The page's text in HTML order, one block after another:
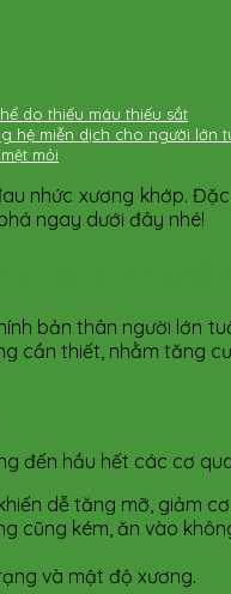
do thiếu máu thiếu sắt
hệ miễn dịch cho người lớn
mỏi
nhức xương khớp.
ngay dưới đây nhé!
bản thân người lớn
cần thiết, nhằm tăng
hầu hết các cơ
dễ tăng mỡ, giảm cơ.
cũng kém, ăn vào
và mật độ xương.